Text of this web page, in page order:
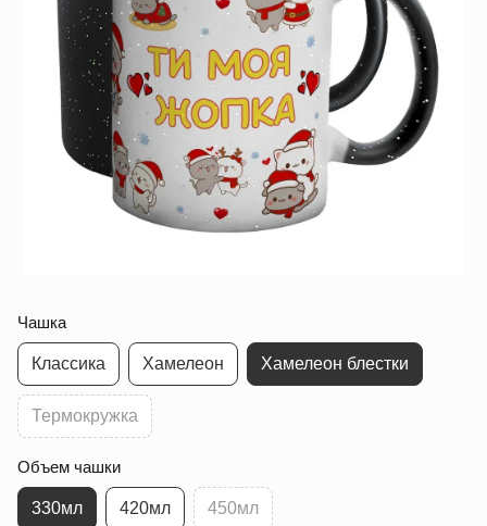
Чашка
Классика Хамелеон Хамелеон блестки
Термокружка
Объем чашки
330мл 420мл 450мл